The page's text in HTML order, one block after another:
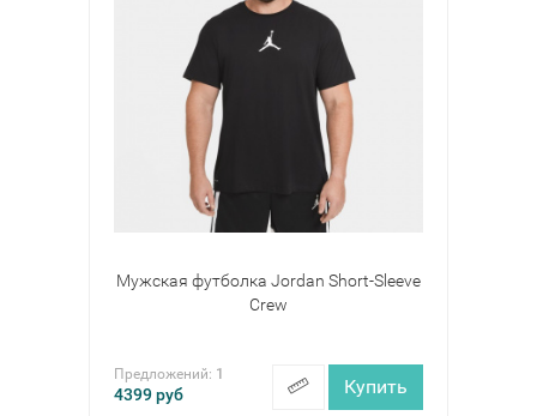
Мужская футболка Jordan Short-Sleeve
Crew
Предложений: 1
4399руб Купить